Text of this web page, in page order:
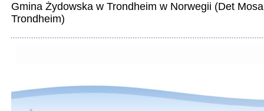
Gmina Żydowska w Trondheim w Norwegii (Det
Trondheim)